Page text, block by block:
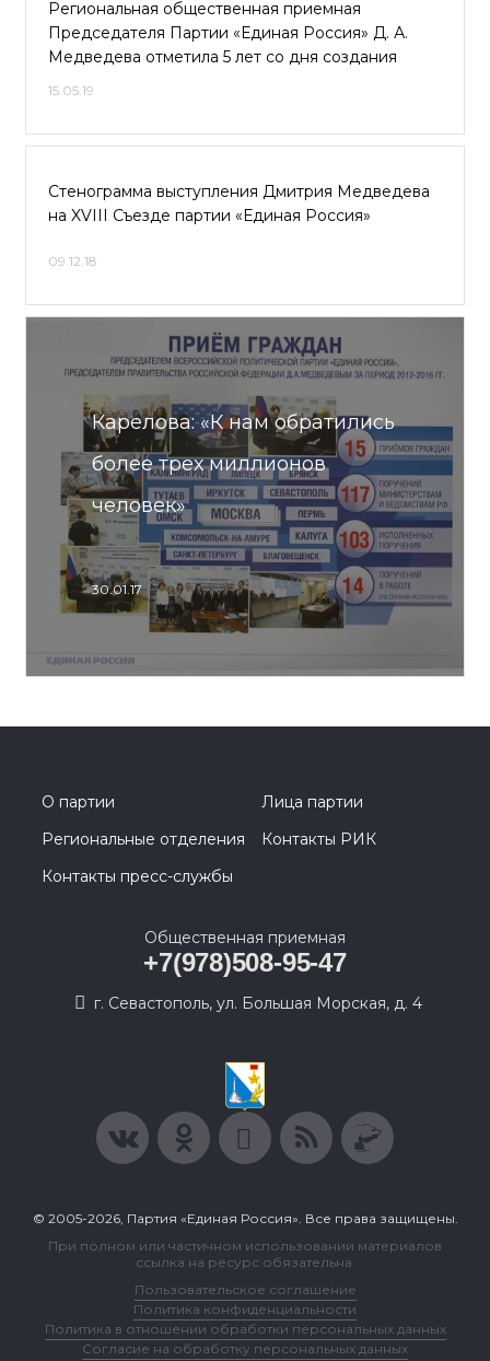
Региональная общественная приемная
Председателя Партии «Единая Россия» Д. А.
Медведева отметила 5 лет со дня создания
15.05.19
Стенограмма выступления Дмитрия Медведева
на XVIII Съезде партии «Единая Россия»
09.12.18
Карелова: «К нам обратились
более трех миллионов
человек»
30.01.17
О партии
Лица партии
Региональные отделения
Контакты РИК
Контакты пресс-службы
Общественная приемная
+7(978)508-95-47
г. Севастополь, ул. Большая Морская, д. 4
© 2005-2026, Партия «Единая Россия». Все права защищены.
При полном или частичном использовании материалов
ссылка на ресурс обязательна.
Пользовательское соглашение
Политика конфиденциальности
Политика в отношении обработки персональных данных
Согласие на обработку персональных данных